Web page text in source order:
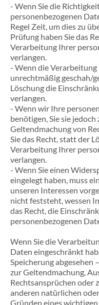
- Wenn Sie die
personenbezogenen
Regel Zeit, um dies zu
Prüfung haben Sie das
Verarbeitung Ihrer
verlangen.
- Wenn die
unrechtmäßig geschah/
Löschung die
verlangen.
- Wenn wir Ihre
benötigen, Sie sie
Geltendmachung von
Sie das Recht, statt der
Verarbeitung Ihrer
verlangen.
- Wenn Sie einen
eingelegt haben, muss
unseren Interessen
nicht feststeht, wessen
das Recht, die
personenbezogenen
Wenn Sie die
Daten eingeschränkt
Speicherung
zur Geltendmachung,
Rechtsansprüchen oder
anderen natürlichen
Gründen eines